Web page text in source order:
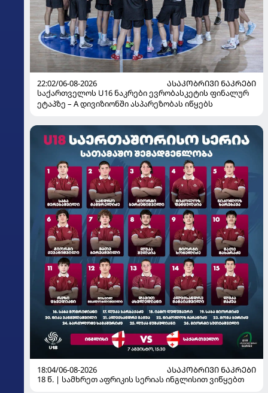
22:02/06-08-2026
ᲐᲡᲐᲙᲝᲑᲠᲘᲕᲘ ᲜᲐᲙᲠᲔᲑᲘ
საქართველოს U16 ნაკრები ევრობასკეტის ფინალურ
ეტაპზე – A დივიზიონში ასპარეზობას იწყებს
18:04/06-08-2026
ᲐᲡᲐᲙᲝᲑᲠᲘᲕᲘ ᲜᲐᲙᲠᲔᲑᲘ
18 წ. | სამხრეთ აფრიკის სერიას ინგლისით ვიწყებთ